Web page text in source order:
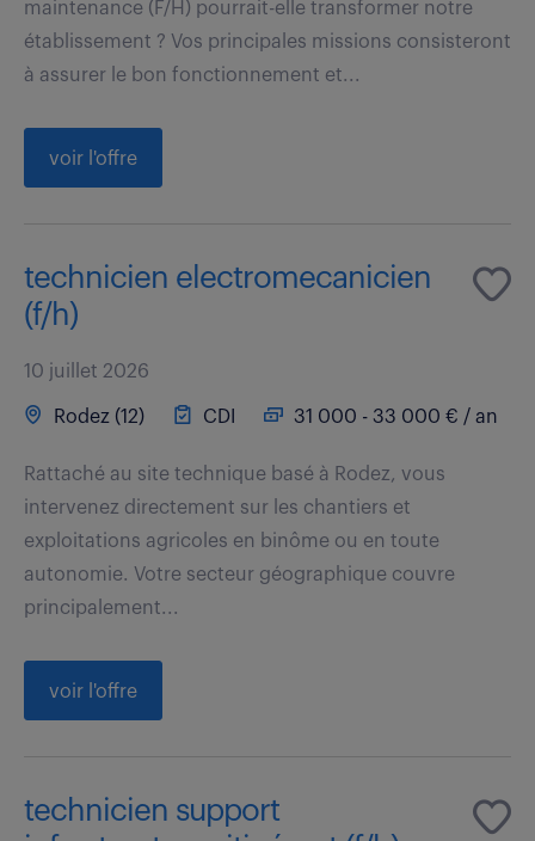
maintenance (F/H) pourrait-elle transformer notre
établissement ? Vos principales missions consisteront
à assurer le bon fonctionnement et...
voir l'offre
technicien electromecanicien
(f/h)
10 juillet 2026
Rodez (12) CDI 31 000 - 33 000 € / an
Rattaché au site technique basé à Rodez, vous
intervenez directement sur les chantiers et
exploitations agricoles en binôme ou en toute
autonomie. Votre secteur géographique couvre
principalement...
voir l'offre
technicien support